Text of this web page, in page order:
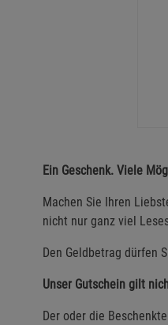
Ein Geschenk. Viele
Machen Sie Ihren
nicht nur ganz viel
Den Geldbetrag dürfen
Unser Gutschein gilt
Der oder die